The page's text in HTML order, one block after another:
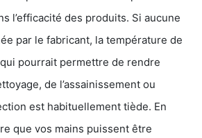
l’efficacité des produits. Si aucune
par le fabricant, la température de
qui pourrait permettre de rendre
de l’assainissement ou
est habituellement tiède. En
que vos mains puissent être